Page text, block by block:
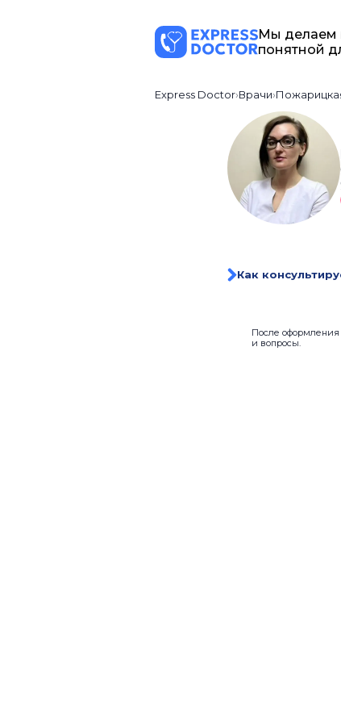
Мы делаем
понятной
Express Doctor Врачи
Как
После оформления
и вопросы.